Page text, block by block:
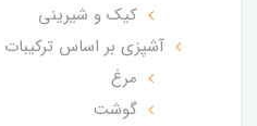
کیک و شیرینی
آشپزی بر اساس ترکیبات
مرغ
گوشت